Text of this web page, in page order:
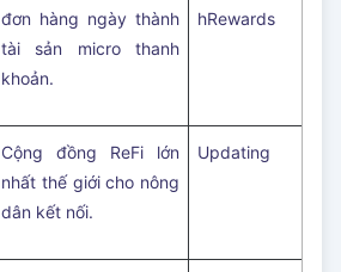
đơn hàng ngày thành
tài sản micro thanh
khoản.
hRewards
Cộng đồng ReFi lớn
nhất thế giới cho nông
dân kết nối.
Updating